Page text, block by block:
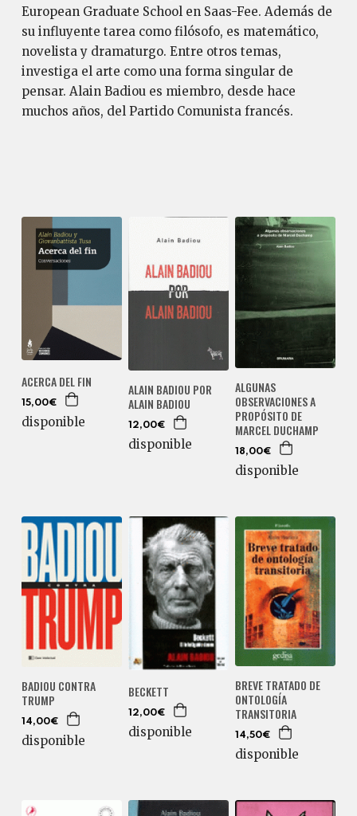
European Graduate School en Saas-Fee. Además de
su influyente tarea como filósofo, es matemático,
novelista y dramaturgo. Entre otros temas,
investiga el arte como una forma singular de
pensar. Alain Badiou es miembro, desde hace
muchos años, del Partido Comunista francés.
ACERCA DEL FIN
15,00€
disponible
ALAIN BADIOU POR
ALAIN BADIOU
12,00€
disponible
ALGUNAS
OBSERVACIONES A
PROPÓSITO DE
MARCEL DUCHAMP
18,00€
disponible
BADIOU CONTRA
TRUMP
14,00€
disponible
BECKETT
12,00€
disponible
BREVE TRATADO DE
ONTOLOGÍA
TRANSITORIA
14,50€
disponible